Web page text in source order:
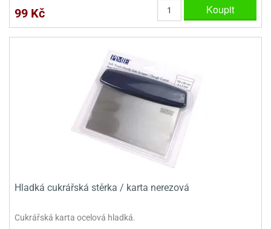
99 Kč Koupit
Hladká cukrářská stěrka / karta nerezová
Cukrářská karta ocelová hladká.